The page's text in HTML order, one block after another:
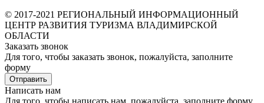
© 2017-2021 РЕГИОНАЛЬНЫЙ ИНФОРМАЦИОННЫЙ
ЦЕНТР РАЗВИТИЯ ТУРИЗМА ВЛАДИМИРСКОЙ
ОБЛАСТИ
Заказать звонок
Для того, чтобы заказать звонок, пожалуйста, заполните
форму
Отправить
Написать нам
Для того, чтобы написать нам, пожалуйста, заполните форму